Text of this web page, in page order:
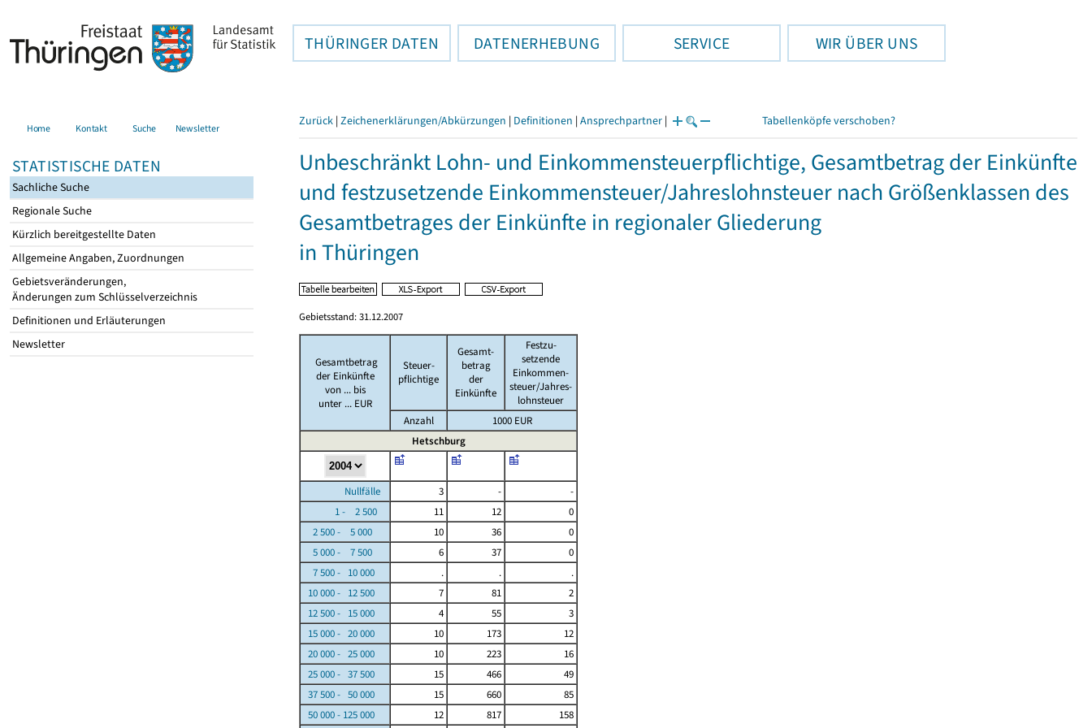
THÜRINGER DATEN DATENERHEBUNG SERVICE WIR ÜBER UNS
Home Kontakt Suche Newsletter
STATISTISCHE DATEN
Sachliche Suche
Regionale Suche
Kürzlich bereitgestellte Daten
Allgemeine Angaben, Zuordnungen
Gebietsveränderungen,
Änderungen zum Schlüsselverzeichnis
Definitionen und Erläuterungen
Newsletter
Zurück | Zeichenerklärungen/Abkürzungen | Definitionen | Ansprechpartner | Tabellenköpfe verschoben?
Unbeschränkt Lohn- und Einkommensteuerpflichtige, Gesamtbetrag der Einkünfte
und festzusetzende Einkommensteuer/Jahreslohnsteuer nach Größenklassen des
Gesamtbetrages der Einkünfte in regionaler Gliederung
in Thüringen
Gebietsstand: 31.12.2007
Gesamtbetrag
der Einkünfte
von ... bis
unter ... EUR
Steuer-
pflichtige
Gesamt-
betrag
der
Einkünfte
Festzu-
setzende
Einkommen-
steuer/Jahres-
lohnsteuer
Anzahl
1000 EUR
Hetschburg
Nullfälle 3 -
-
1 - 2 500
11 12
0
2 500 - 5 000
10 36
0
5 000 - 7 500
6 37
0
7 500 - 10 000
. .
.
10 000 - 12 500
7 81
2
12 500 - 15 000
4 55
3
15 000 - 20 000
10 173
12
20 000 - 25 000
10 223
16
25 000 - 37 500
15 466
49
37 500 - 50 000
15 660
85
50 000 - 125 000
12 817 158